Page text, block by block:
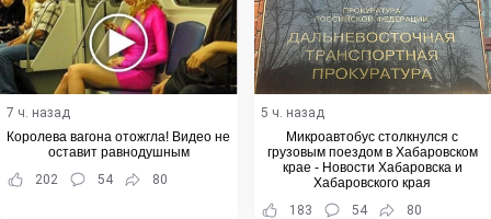
7 ч. назад
Королева вагона отожгла! Видео не
оставит равнодушным
202
54 80
5 ч. назад
Микроавтобус столкнулся с
грузовым поездом в Хабаровском
крае - Новости Хабаровска и
Хабаровского края
183
54 80